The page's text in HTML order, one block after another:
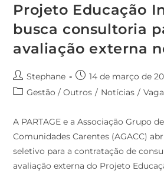
Projeto Educação
busca consultoria
avaliação externa
Stephane
14 de março de
Gestão / Outros / Notícias /
A PARTAGE e a Associação Grupo
Comunidades Carentes (AGACC)
seletivo para a contratação de
avaliação externa do Projeto